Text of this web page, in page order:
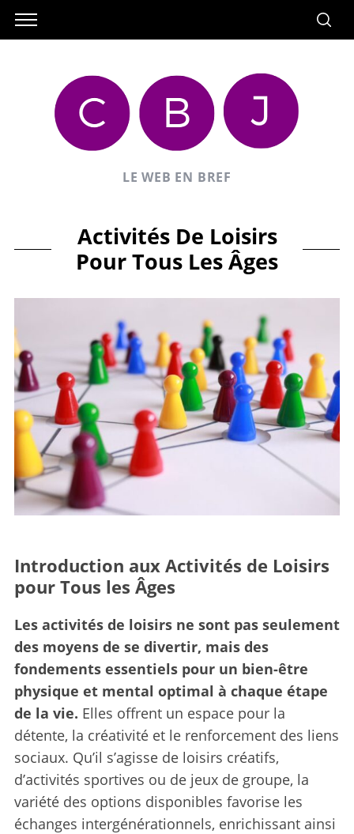
LE WEB EN BREF
Activités De Loisirs
Pour Tous Les Âges
Introduction aux Activités de Loisirs
pour Tous les Âges
Les activités de loisirs ne sont pas seulement
des moyens de se divertir, mais des
fondements essentiels pour un bien-être
physique et mental optimal à chaque étape
de la vie. Elles offrent un espace pour la
détente, la créativité et le renforcement des liens
sociaux. Qu’il s’agisse de loisirs créatifs,
d’activités sportives ou de jeux de groupe, la
variété des options disponibles favorise les
échanges intergénérationnels, enrichissant ainsi